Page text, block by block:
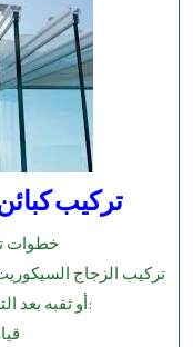
تركيب
خطوات
تركيب الزجاج
أو ثقبه بعد التصنيع. إليك الخطوات بالتفصيل:
1.⁠